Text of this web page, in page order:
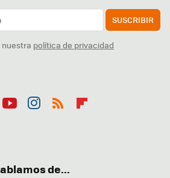
SUSCRIBIR
política de privacidad
de...